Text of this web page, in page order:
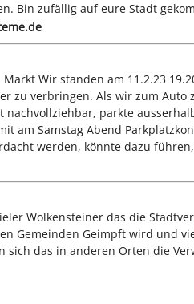
Bin zufällig auf eure Stadt
Wir standen am 11.2.23
zu verbringen. Als wir zum
parkte
am Samstag Abend
werden, könnte dazu
Wolkensteiner das die
Gemeinden Geimpft wird und
sich das in anderen Orten die